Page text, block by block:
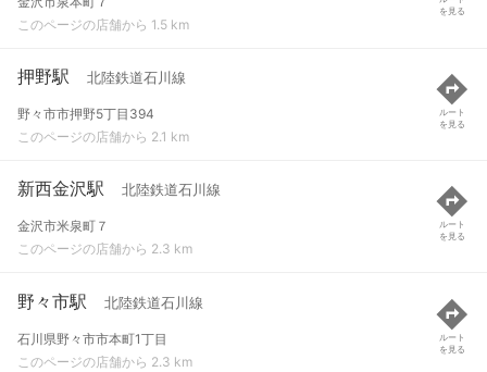
このページの店舗から 1.5 km
を見る
押野駅 北陸鉄道石川線
野々市市押野5丁目394
このページの店舗から 2.1 km
ルート
を見る
新西金沢駅 北陸鉄道石川線
金沢市米泉町７
このページの店舗から 2.3 km
ルート
を見る
野々市駅 北陸鉄道石川線
石川県野々市市本町1丁目
このページの店舗から 2.3 km
ルート
を見る